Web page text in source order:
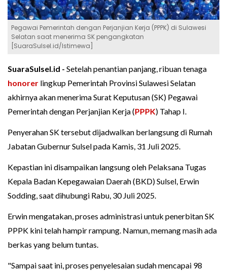
Pegawai Pemerintah dengan Perjanjian Kerja (PPPK) di Sulawesi
Selatan saat menerima SK pengangkatan
[SuaraSulsel.id/Istimewa]
SuaraSulsel.id - Setelah penantian panjang, ribuan tenaga
honorer lingkup Pemerintah Provinsi Sulawesi Selatan
akhirnya akan menerima Surat Keputusan (SK) Pegawai
Pemerintah dengan Perjanjian Kerja (PPPK) Tahap I.
Penyerahan SK tersebut dijadwalkan berlangsung di Rumah
Jabatan Gubernur Sulsel pada Kamis, 31 Juli 2025.
Kepastian ini disampaikan langsung oleh Pelaksana Tugas
Kepala Badan Kepegawaian Daerah (BKD) Sulsel, Erwin
Sodding, saat dihubungi Rabu, 30 Juli 2025.
Erwin mengatakan, proses administrasi untuk penerbitan SK
PPPK kini telah hampir rampung. Namun, memang masih ada
berkas yang belum tuntas.
"Sampai saat ini, proses penyelesaian sudah mencapai 98